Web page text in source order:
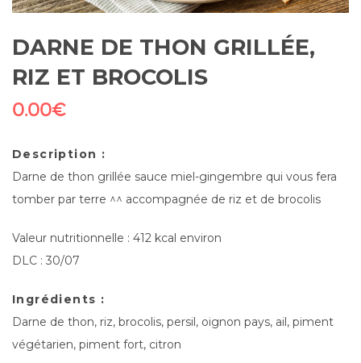
DARNE DE THON GRILLÉE,
RIZ ET BROCOLIS
0.00€
Description :
Darne de thon grillée sauce miel-gingembre qui vous fera
tomber par terre ^^ accompagnée de riz et de brocolis
Valeur nutritionnelle : 412 kcal environ
DLC : 30/07
Ingrédients :
Darne de thon, riz, brocolis, persil, oignon pays, ail, piment
végétarien, piment fort, citron